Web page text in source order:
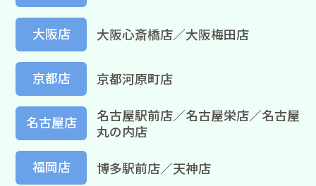
大阪店 大阪心斎橋店／大阪梅田店
京都店 京都河原町店
名古屋店
名古屋駅前店／名古屋栄店／名古屋
丸の内店
福岡店
博多駅前店／天神店